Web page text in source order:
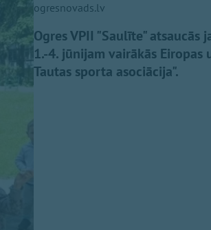
ogresnovads.lv
Ogres VPII "Saulīte"
1.-4. jūnijam vairākās Eiropas
Tautas sporta asociācija".